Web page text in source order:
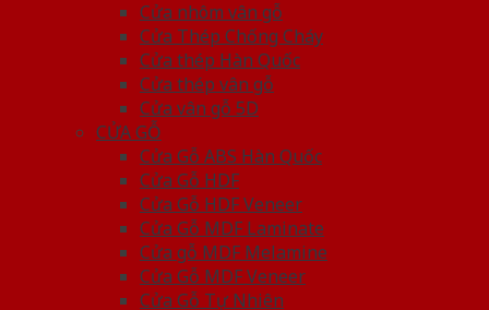
Cửa nhôm vân gỗ
Cửa Thép Chống Cháy
Cửa thép Hàn Quốc
Cửa thép vân gỗ
Cửa vân gỗ 5D
CỬA GỖ
Cửa Gỗ ABS Hàn Quốc
Cửa Gỗ HDF
Cửa Gỗ HDF Veneer
Cửa Gỗ MDF Laminate
Cửa gỗ MDF Melamine
Cửa Gỗ MDF Veneer
Cửa Gỗ Tự Nhiên